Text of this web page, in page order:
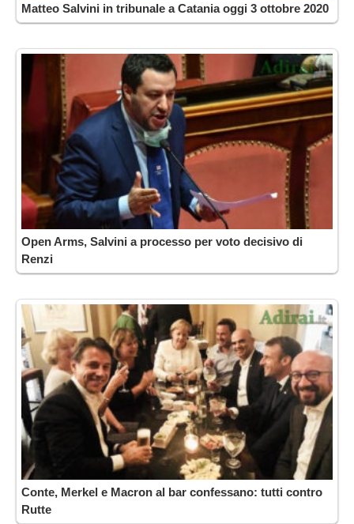
Matteo Salvini in tribunale a Catania oggi 3 ottobre 2020
Open Arms, Salvini a processo per voto decisivo di
Renzi
Conte, Merkel e Macron al bar confessano: tutti contro
Rutte